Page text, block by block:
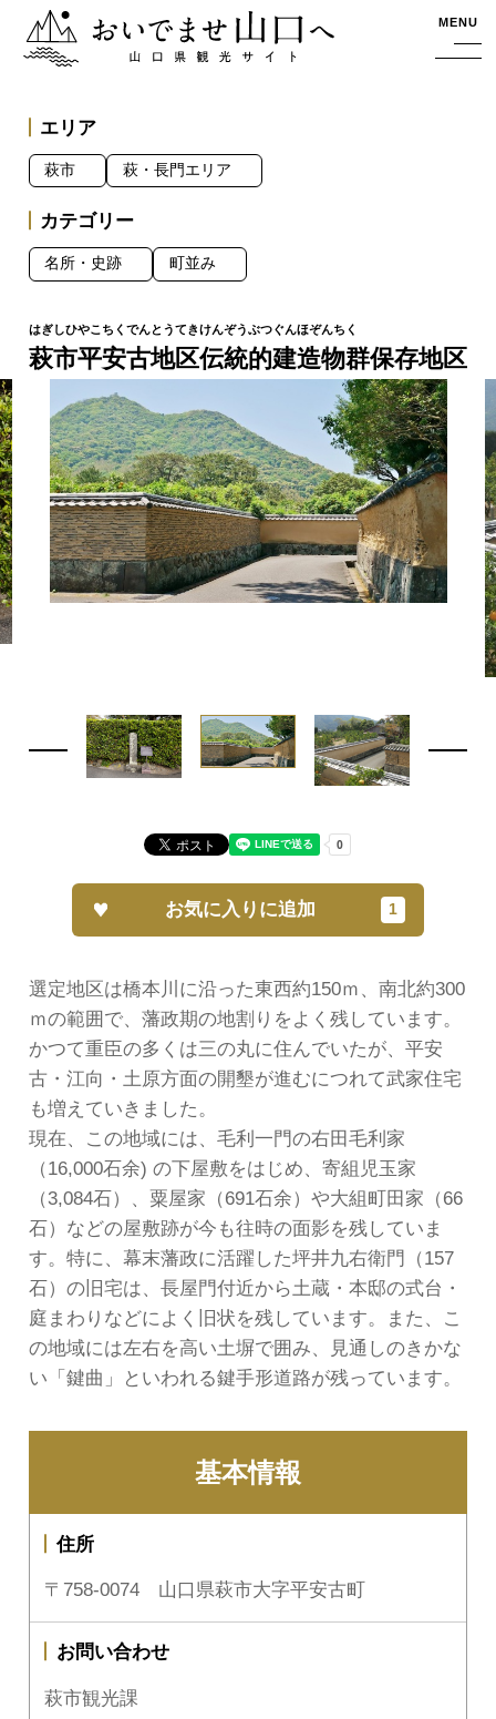
おいでませ山口へー山口県観光サイト MENU
萩市平安古地区伝統的建造物群保存地区
選定地区は橋本川に沿った東西約150ｍ、南北約300
ｍの範囲で、藩政期の地割りをよく残しています。
かつて重臣の多くは三の丸に住んでいたが、平安
古・江向・土原方面の開墾が進むにつれて武家住宅
も増えていきました。
現在、この地域には、毛利一門の右田毛利家
（16,000石余) の下屋敷をはじめ、寄組児玉家
（3,084石）、粟屋家（691石余）や大組町田家（66
石）などの屋敷跡が今も往時の面影を残していま
す。特に、幕末藩政に活躍した坪井九右衛門（157
石）の旧宅は、長屋門付近から土蔵・本邸の式台・
庭まわりなどによく旧状を残しています。また、こ
の地域には左右を高い土塀で囲み、見通しのきかな
い「鍵曲」といわれる鍵手形道路が残っています。
お気に入りに追加
エリア
萩市 萩・長門エリア
カテゴリー
名所・史跡 町並み
基本情報
住所
〒758-0074 山口県萩市大字平安古町
お問い合わせ
萩市観光課